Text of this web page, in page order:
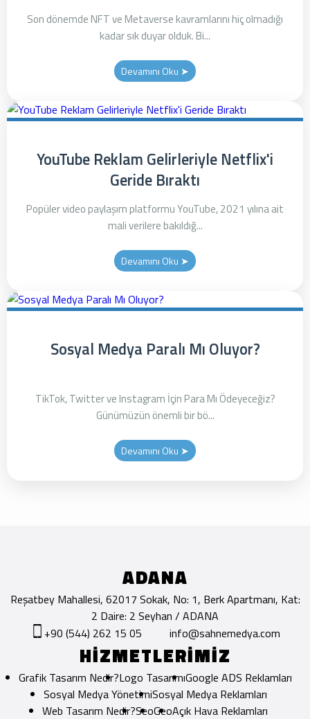
Son dönemde NFT ve Metaverse kavramlarını hiç olmadığı
kadar sık duyar olduk. Bi...
Devamını Oku ➤
YouTube Reklam Gelirleriyle Netflix'i
Geride Bıraktı
Popüler video paylaşım platformu YouTube, 2021 yılına ait
mali verilere bakıldığ...
Devamını Oku ➤
Sosyal Medya Paralı Mı Oluyor?
TikTok, Twitter ve Instagram İçin Para Mı Ödeyeceğiz?
Günümüzün önemli bir bö...
Devamını Oku ➤
ADANA
Reşatbey Mahallesi, 62017 Sokak, No: 1, Berk Apartmanı, Kat:
2 Daire: 2 Seyhan / ADANA
+90 (544) 262 15 05
info@sahnemedya.com
HİZMETLERİMİZ
Grafik Tasarım Nedir?Logo TasarımıGoogle ADS Reklamları
Sosyal Medya YönetimiSosyal Medya Reklamları
Web Tasarım Nedir?SeoGeoAçık Hava Reklamları